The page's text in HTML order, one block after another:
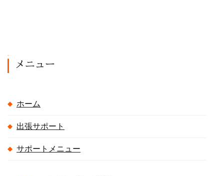
メニュー
ホーム
出張サポート
サポートメニュー